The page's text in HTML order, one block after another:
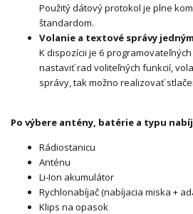
Použitý dátový protokol je plne
štandardom.
Volanie a textové správy
K dispozícii je 6
nastaviť rad voliteľných funkcií,
správy, tak možno realizovať
Po výbere antény, batérie a typu
Rádiostanicu
Anténu
Li-Ion akumulátor
Rychlonabíjač (nabíjacia miska +
Klips na opasok